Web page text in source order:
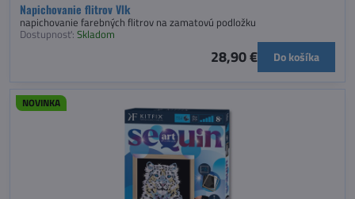
Napichovanie flitrov Vlk
napichovanie farebných flitrov na zamatovú podložku
Dostupnosť: Skladom
28,90 € Do košíka
NOVINKA